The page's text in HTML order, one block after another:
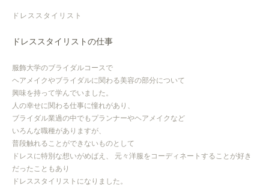
ドレススタイリスト
ドレススタイリストの仕事
服飾大学のブライダルコースで
ヘアメイクやブライダルに関わる美容の部分について
興味を持って学んでいました。
人の幸せに関わる仕事に憧れがあり、
ブライダル業過の中でもプランナーやヘアメイクなど
いろんな職種がありますが、
普段触れることができないものとして
ドレスに特別な想いがめばえ、
元々洋服をコーディネートすることが好き
だったこともあり
ドレススタイリストになりました。